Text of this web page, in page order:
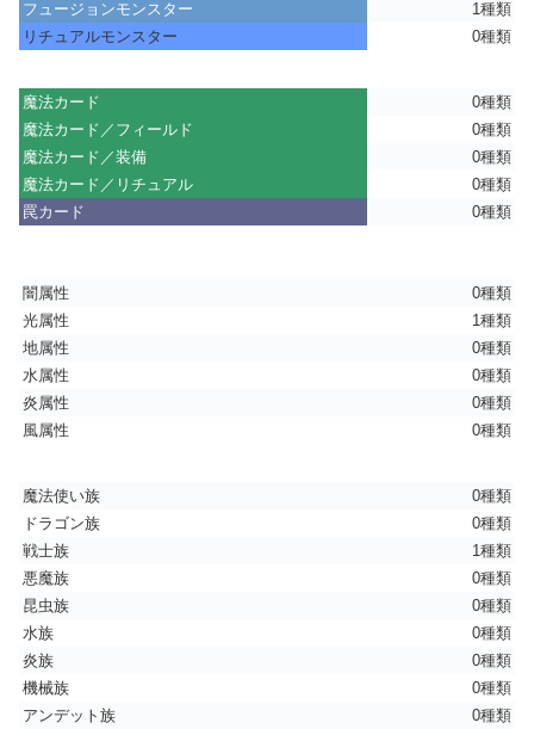
フュージョンモンスター
1種類
リチュアルモンスター
0種類
魔法カード
0種類
魔法カード／フィールド
0種類
魔法カード／装備
0種類
魔法カード／リチュアル
0種類
罠カード
0種類
闇属性
0種類
光属性
1種類
地属性
0種類
水属性
0種類
炎属性
0種類
風属性
0種類
魔法使い族
0種類
ドラゴン族
0種類
戦士族
1種類
悪魔族
0種類
昆虫族
0種類
水族
0種類
炎族
0種類
機械族
0種類
アンデット族
0種類